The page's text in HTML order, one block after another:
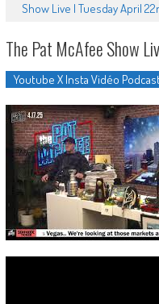
Show Live | Tuesday April
The Pat McAfee Show
Youtube X Insta Vidéo